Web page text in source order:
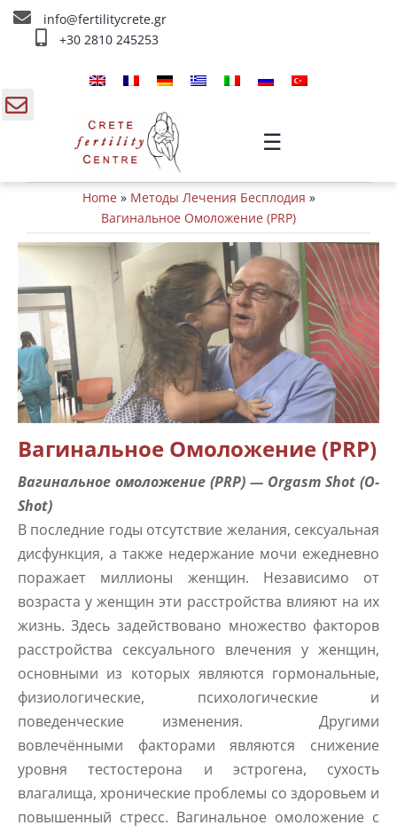
Skip
info@fertilitycrete.gr
+30 2810 245253
☰
Главная
Методы Лечения Бесплодия
Омоложение и плодородие
Внутривенное лечение
Инфо
Контакты
Home» Методы Лечения Бесплодия »
Вагинальное Омоложение (PRP)
Вагинальное Омоложение (PRP)
Вагинальное омоложение (PRP) — Orgasm Shot (O-
Shot)
В последние годы отсутствие желания, сексуальная
дисфункция, а также недержание мочи ежедневно
поражает миллионы женщин. Независимо от
возраста у женщин эти расстройства влияют на их
жизнь. Здесь задействовано множество факторов
расстройства сексуального влечения у женщин,
основными из которых являются гормональные,
физиологические, психологические и
поведенческие изменения. Другими
вовлечёнными факторами являются снижение
уровня тестостерона и эстрогена, сухость
влагалища, хронические проблемы со здоровьем и
повышенный стресс. Вагинальное омоложение с